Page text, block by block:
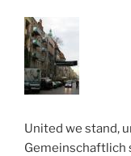
United we stand,
Gemeinschaftlich